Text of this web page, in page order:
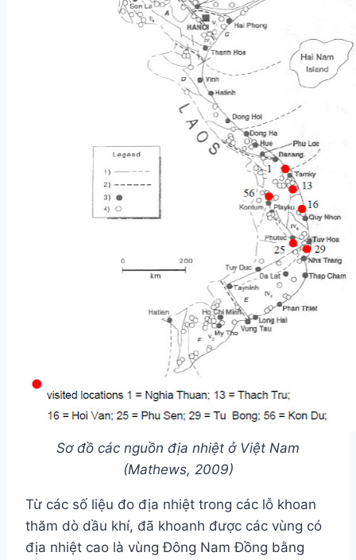
Sơ đồ các nguồn địa nhiệt ở Việt Nam
(Mathews, 2009)
Từ các số liệu đo địa nhiệt trong các lỗ khoan
thăm dò dầu khí, đã khoanh được các vùng có
địa nhiệt cao là vùng Đông Nam Đồng bằng